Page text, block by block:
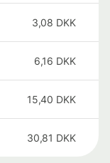
3,08 DKK
6,16 DKK
15,40 DKK
30,81 DKK